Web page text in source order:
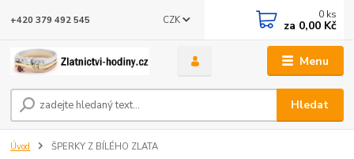
Menu
CZK
Hledat
+420 379 492 545 0 ks
za 0,00 Kč
Úvod ŠPERKY Z BÍLÉHO ZLATA